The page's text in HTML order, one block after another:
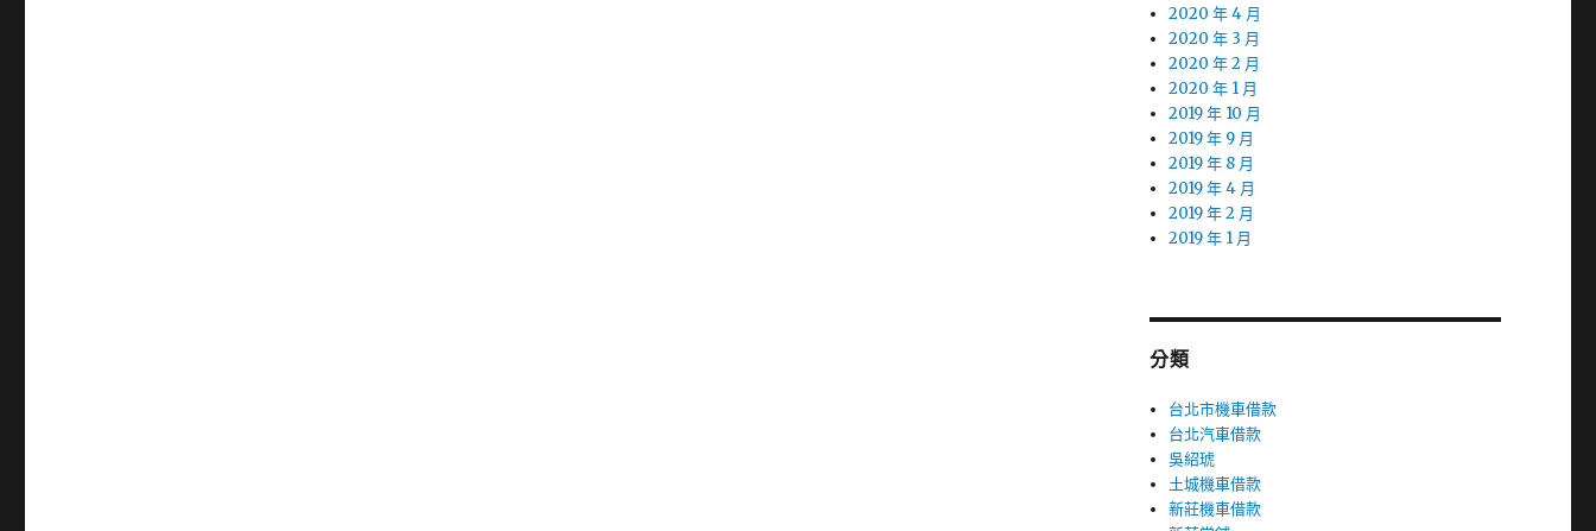
2020 年 4 月
2020 年 3 月
2020 年 2 月
2020 年 1 月
2019 年 10 月
2019 年 9 月
2019 年 8 月
2019 年 4 月
2019 年 2 月
2019 年 1 月
分類
台北市機車借款
台北汽車借款
吳紹琥
土城機車借款
新莊機車借款